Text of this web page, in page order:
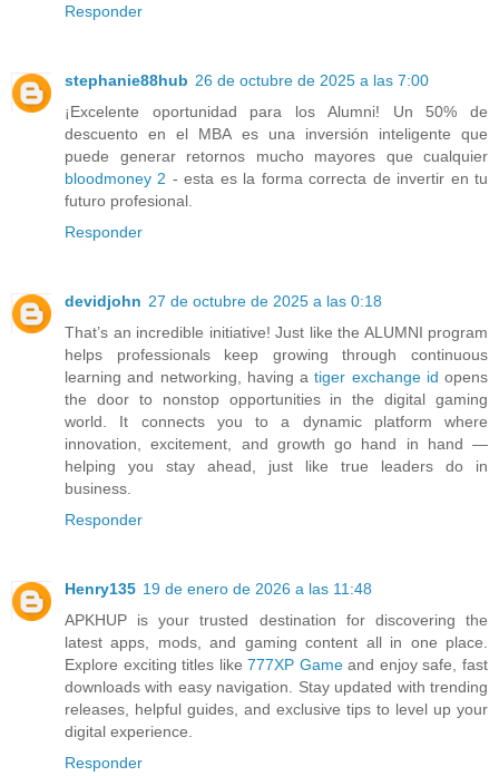
Responder
stephanie88hub 26 de octubre de 2025 a las 7:00
¡Excelente oportunidad para los Alumni! Un 50% de
descuento en el MBA es una inversión inteligente que
puede generar retornos mucho mayores que cualquier
bloodmoney 2 - esta es la forma correcta de invertir en tu
futuro profesional.
Responder
devidjohn 27 de octubre de 2025 a las 0:18
That’s an incredible initiative! Just like the ALUMNI program
helps professionals keep growing through continuous
learning and networking, having atiger exchange id opens
the door to nonstop opportunities in the digital gaming
world. It connects you to a dynamic platform where
innovation, excitement, and growth go hand in hand —
helping you stay ahead, just like true leaders do in
business.
Responder
Henry135 19 de enero de 2026 a las 11:48
APKHUP is your trusted destination for discovering the
latest apps, mods, and gaming content all in one place.
Explore exciting titles like777XP Gameand enjoy safe, fast
downloads with easy navigation. Stay updated with trending
releases, helpful guides, and exclusive tips to level up your
digital experience.
Responder